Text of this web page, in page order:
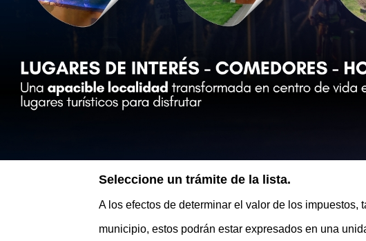
Seleccione un trámite de la lista.
A los efectos de determinar el valor de los
municipio, estos podrán estar expresados en una